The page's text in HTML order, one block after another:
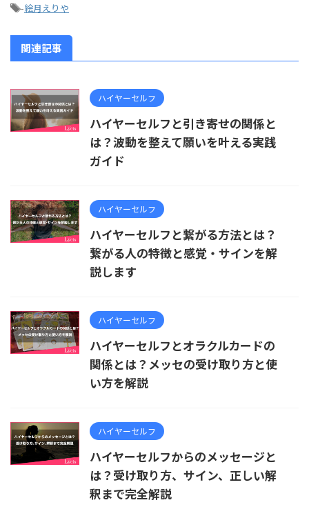
-絵月えりや
関連記事
ハイヤーセルフ
ハイヤーセルフと引き寄せの関係と
は？波動を整えて願いを叶える実践
ガイド
ハイヤーセルフ
ハイヤーセルフと繋がる方法とは？
繋がる人の特徴と感覚・サインを解
説します
ハイヤーセルフ
ハイヤーセルフとオラクルカードの
関係とは？メッセの受け取り方と使
い方を解説
ハイヤーセルフ
ハイヤーセルフからのメッセージと
は？受け取り方、サイン、正しい解
釈まで完全解説